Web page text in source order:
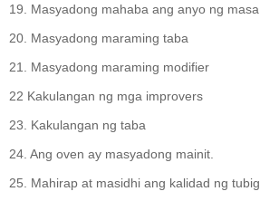
19. Masyadong mahaba ang anyo ng masa
20. Masyadong maraming taba
21. Masyadong maraming modifier
22 Kakulangan ng mga improvers
23. Kakulangan ng taba
24. Ang oven ay masyadong mainit.
25. Mahirap at masidhi ang kalidad ng tubig